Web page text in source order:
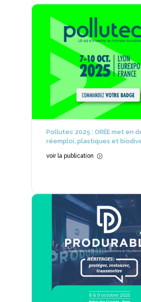
Pollutec 2025 : ORÉE met en
réemploi, plastiques et
voir la publication =